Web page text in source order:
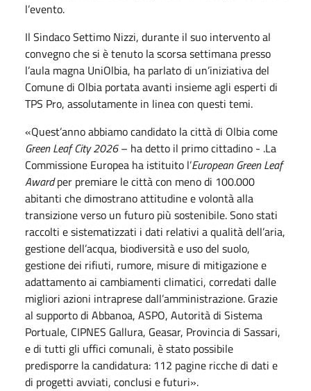
l’evento.
Il Sindaco Settimo Nizzi, durante il suo intervento al
convegno che si è tenuto la scorsa settimana presso
l’aula magna UniOlbia, ha parlato di un’iniziativa del
Comune di Olbia portata avanti insieme agli esperti di
TPS Pro, assolutamente in linea con questi temi.
«Quest’anno abbiamo candidato la città di Olbia come
Green Leaf City 2026– ha detto il primo cittadino - .La
Commissione Europea ha istituito l’European Green Leaf
Awardper premiare le città con meno di 100.000
abitanti che dimostrano attitudine e volontà alla
transizione verso un futuro più sostenibile. Sono stati
raccolti e sistematizzati i dati relativi a qualità dell’aria,
gestione dell’acqua, biodiversità e uso del suolo,
gestione dei rifiuti, rumore, misure di mitigazione e
adattamento ai cambiamenti climatici, corredati dalle
migliori azioni intraprese dall’amministrazione. Grazie
al supporto di Abbanoa, ASPO, Autorità di Sistema
Portuale, CIPNES Gallura, Geasar, Provincia di Sassari,
e di tutti gli uffici comunali, è stato possibile
predisporre la candidatura: 112 pagine ricche di dati e
di progetti avviati, conclusi e futuri».